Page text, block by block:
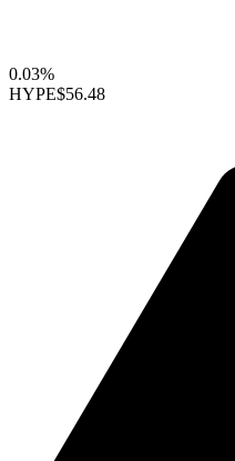
0.03%
HYPE$56.48